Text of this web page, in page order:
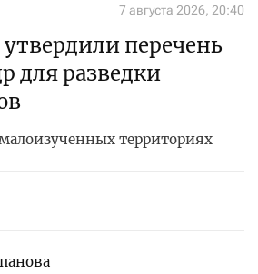
7 августа 2026, 20:40
утвердили перечень
для разведки
территориях